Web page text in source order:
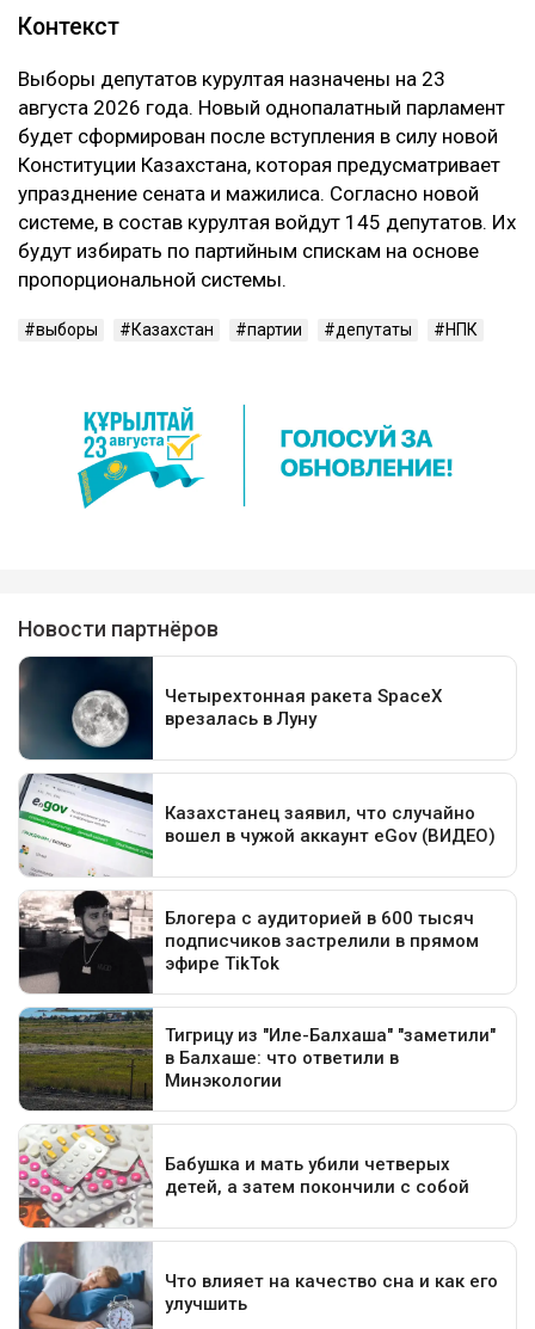
Контекст
Выборы депутатов курултая назначены на 23
августа 2026 года. Новый однопалатный парламент
будет сформирован после вступления в силу новой
Конституции Казахстана, которая предусматривает
упразднение сената и мажилиса. Согласно новой
системе, в состав курултая войдут 145 депутатов. Их
будут избирать по партийным спискам на основе
пропорциональной системы.
выборы Казахстан партии депутаты НПК